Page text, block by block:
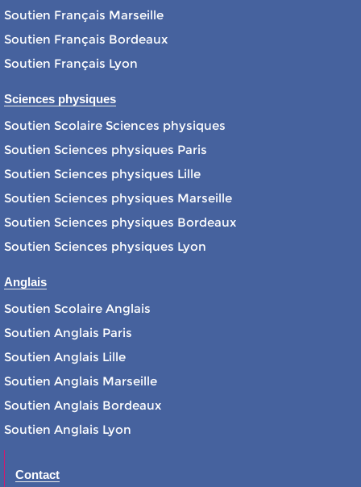
Soutien Français Marseille
Soutien Français Bordeaux
Soutien Français Lyon
Sciences physiques
Soutien Scolaire Sciences physiques
Soutien Sciences physiques Paris
Soutien Sciences physiques Lille
Soutien Sciences physiques Marseille
Soutien Sciences physiques Bordeaux
Soutien Sciences physiques Lyon
Anglais
Soutien Scolaire Anglais
Soutien Anglais Paris
Soutien Anglais Lille
Soutien Anglais Marseille
Soutien Anglais Bordeaux
Soutien Anglais Lyon
Contact